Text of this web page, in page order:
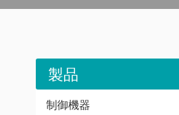
製品
制御機器